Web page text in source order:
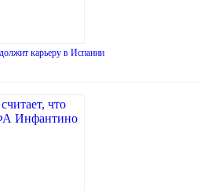
карьеру в Испании